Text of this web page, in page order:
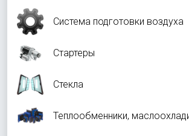
Система подготовки воздуха
Стартеры
Стекла
Теплообменники,